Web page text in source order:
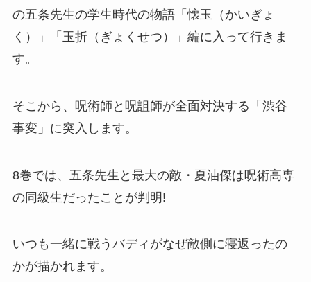
の五条先生の学生時代の物語「懐玉（かいぎょ
く）」「玉折（ぎょくせつ）」編に入って行きま
す。
そこから、呪術師と呪詛師が全面対決する「渋谷
事変」に突入します。
8巻では、五条先生と最大の敵・夏油傑は呪術高専
の同級生だったことが判明!
いつも一緒に戦うバディがなぜ敵側に寝返ったの
かが描かれます。